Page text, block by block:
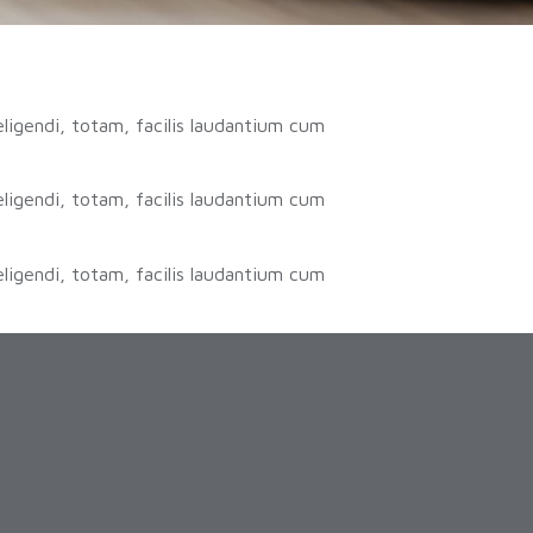
totam, facilis laudantium cum
totam, facilis laudantium cum
totam, facilis laudantium cum